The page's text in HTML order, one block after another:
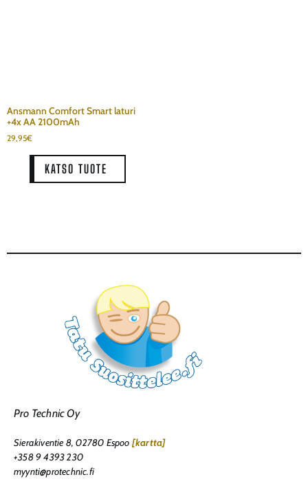
Ansmann Comfort Smart laturi
+4x AA 2100mAh
29,95€
KATSO TUOTE
Pro Technic Oy
Sierakiventie 8, 02780 Espoo [kartta]
+358 9 4393 230
myynti@protechnic.fi